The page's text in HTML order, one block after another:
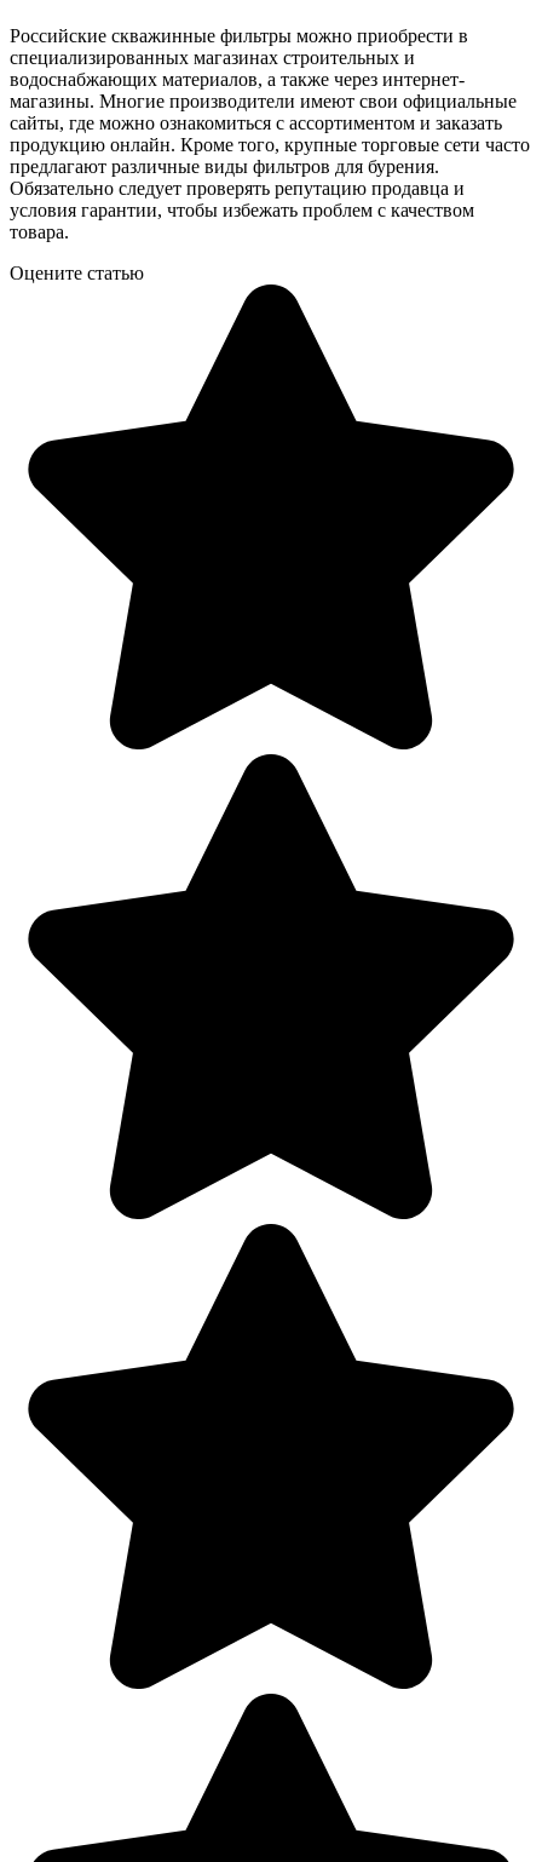
Российские скважинные фильтры можно приобрести в
специализированных магазинах строительных и
водоснабжающих материалов, а также через интернет-
магазины. Многие производители имеют свои официальные
сайты, где можно ознакомиться с ассортиментом и заказать
продукцию онлайн. Кроме того, крупные торговые сети часто
предлагают различные виды фильтров для бурения.
Обязательно следует проверять репутацию продавца и
условия гарантии, чтобы избежать проблем с качеством
товара.
Оцените статью